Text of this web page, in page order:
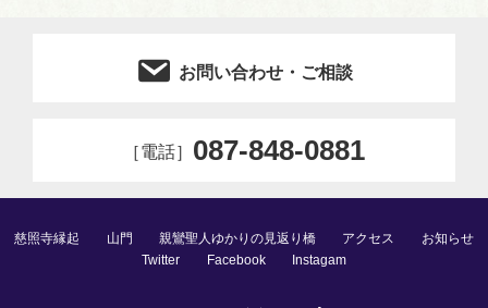
お問い合わせ・ご相談
［電話］ 087-848-0881
慈照寺縁起 山門 親鸞聖人ゆかりの見返り橋 アクセス
お知らせ
Twitter
Facebook Instagam